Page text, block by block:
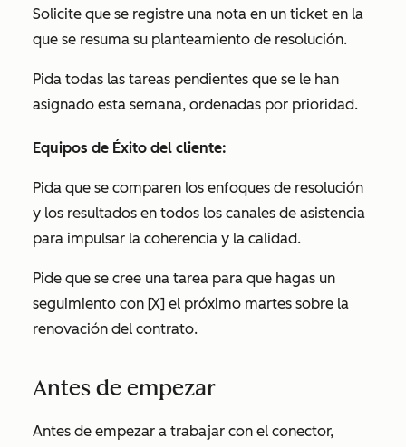
Solicite que se registre una nota en un ticket en la
que se resuma su planteamiento de resolución.
Pida todas las tareas pendientes que se le han
asignado esta semana, ordenadas por prioridad.
Equipos de Éxito del cliente:
Pida que se comparen los enfoques de resolución
y los resultados en todos los canales de asistencia
para impulsar la coherencia y la calidad.
Pide que se cree una tarea para que hagas un
seguimiento con [X] el próximo martes sobre la
renovación del contrato.
Antes de empezar
Antes de empezar a trabajar con el conector,